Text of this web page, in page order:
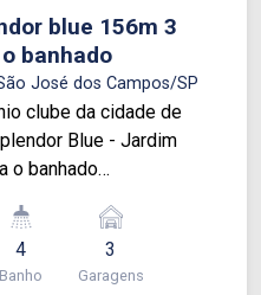
blue 156m 3
o banhado
José dos Campos/SP
clube da cidade de
o banhado
em vidro,
cozinha toda
hobby box.
4
Banho
3
Garagens